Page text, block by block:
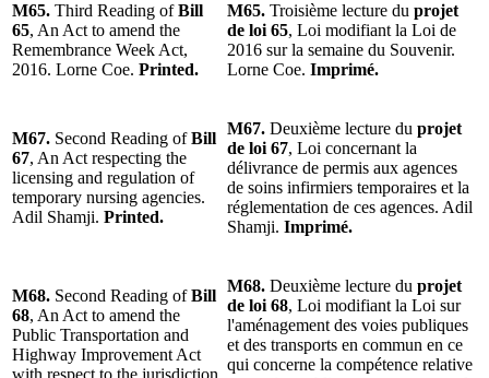
M65. Third Reading ofBill
65, An Act to amend the
Remembrance Week Act,
2016. Lorne Coe. Printed.
M65. Troisième lecture du projet
de loi 65, Loi modifiant la Loi de
2016 sur la semaine du Souvenir.
Lorne Coe. Imprimé.
M67. Second Reading ofBill
67, An Act respecting the
licensing and regulation of
temporary nursing agencies.
Adil Shamji. Printed.
M67. Deuxième lecture du projet
de loi 67, Loi concernant la
délivrance de permis aux agences
de soins infirmiers temporaires et la
réglementation de ces agences. Adil
Shamji. Imprimé.
M68. Second Reading ofBill
68, An Act to amend the
Public Transportation and
Highway Improvement Act
M68. Deuxième lecture du projet
de loi 68, Loi modifiant la Loi sur
l'aménagement des voies publiques
et des transports en commun en ce
qui concerne la compétence relative